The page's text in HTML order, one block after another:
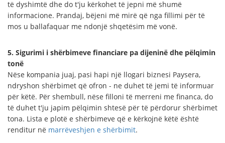
të dyshimtë dhe do t'ju kërkohet të jepni më shumë
informacione. Prandaj, bëjeni më mirë që nga fillimi për të
mos u ballafaquar me ndonjë shqetësim më vonë.
5. Sigurimi i shërbimeve financiare pa dijeninë dhe pëlqimin
tonë
Nëse kompania juaj, pasi hapi një llogari biznesi Paysera,
ndryshon shërbimet që ofron - ne duhet të jemi të informuar
për këtë. Për shembull, nëse filloni të merreni me financa, do
të duhet t'ju japim pëlqimin shtesë për të përdorur shërbimet
tona. Lista e plotë e shërbimeve që e kërkojnë këtë është
renditur në marrëveshjen e shërbimit.